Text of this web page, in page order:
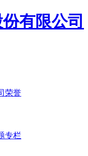
荣誉
专栏